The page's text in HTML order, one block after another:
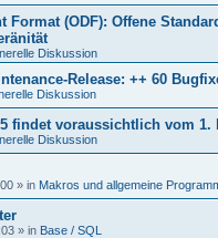
Format (ODF): Offene
Diskussion
Release: ++ 60
Diskussion
findet voraussichtlich vom
Diskussion
» in Makros und allgemeine
» in Base / SQL